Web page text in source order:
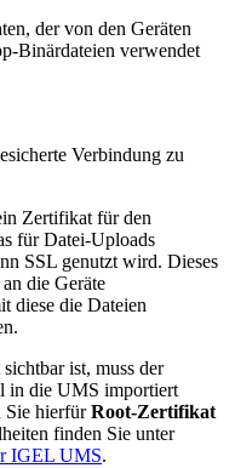
der von den Geräten
Binärdateien verwendet
Verbindung zu
Zertifikat für den
für Datei-Uploads
SSL genutzt wird. Dieses
die Geräte
diese die Dateien
ist, muss der
in die UMS importiert
Sie hierfürRoot-Zertifikat
finden Sie unter
IGEL UMS.